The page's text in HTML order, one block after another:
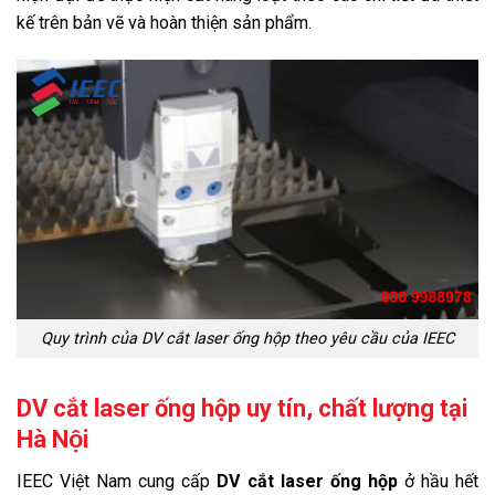
kế trên bản vẽ và hoàn thiện sản phẩm.
Quy trình của DV cắt laser ống hộp theo yêu cầu của IEEC
DV cắt laser ống hộp uy tín, chất lượng tại
Hà Nội
IEEC Việt Nam cung cấp DV cắt laser ống hộpở hầu hết